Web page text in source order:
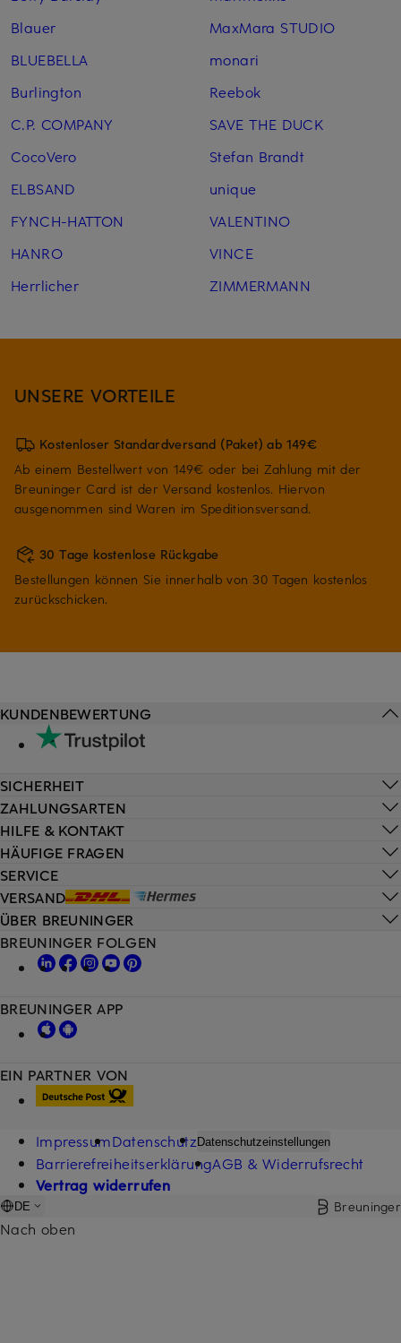
Blauer
BLUEBELLA
Burlington
C.P. COMPANY
CocoVero
ELBSAND
FYNCH-HATTON
HANRO
Herrlicher
MaxMara STUDIO
monari
Reebok
SAVE THE DUCK
Stefan Brandt
unique
VALENTINO
VINCE
ZIMMERMANN
UNSERE VORTEILE
Kostenloser Standardversand (Paket) ab 149€
Ab einem Bestellwert von 149€ oder bei Zahlung mit der
Breuninger Card ist der Versand kostenlos. Hiervon
ausgenommen sind Waren im Speditionsversand.
30 Tage kostenlose Rückgabe
Bestellungen können Sie innerhalb von 30 Tagen kostenlos
zurückschicken.
HILFE & KONTAKT
HÄUFIGE FRAGEN
SERVICE
VERSAND
KUNDENBEWERTUNG
SICHERHEIT
ZAHLUNGSARTEN
ÜBER BREUNINGER
EIN PARTNER VON
BREUNINGER FOLGEN
BREUNINGER APP
ImpressumDatenschutzDatenschutzeinstellungen
BarrierefreiheitserklärungAGB & Widerrufsrecht
Vertrag widerrufen
DE Breuninger
Nach oben